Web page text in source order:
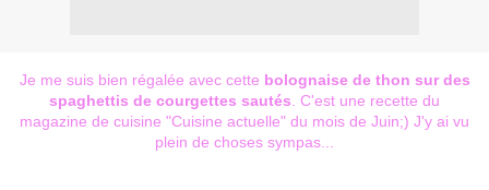
Je me suis bien régalée avec cette bolognaise de thon sur des
spaghettis de courgettes sautés . C'est une recette du
magazine de cuisine "Cuisine actuelle" du mois de Juin;) J'y ai vu
plein de choses sympas...